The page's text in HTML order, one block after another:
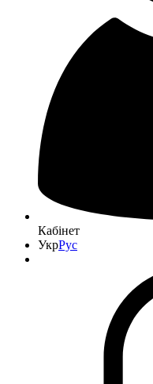
Кабінет
УкрРус